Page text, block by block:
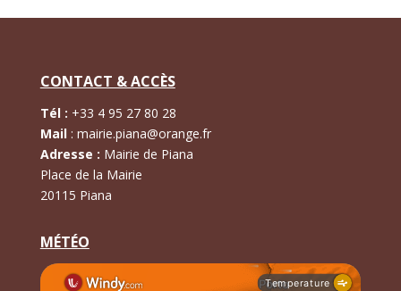
CONTACT & ACCÈS
Tél : +33 4 95 27 80 28
Mail: mairie.piana@orange.fr
Adresse : Mairie de Piana
Place de la Mairie
20115 Piana
MÉTÉO